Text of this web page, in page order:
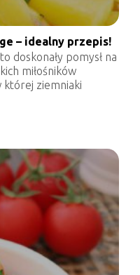
– idealny przepis!
doskonały pomysł na
miłośników
której ziemniaki